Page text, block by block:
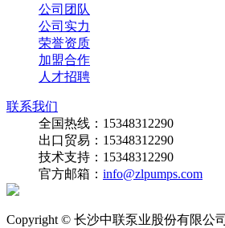
公司团队
公司实力
荣誉资质
加盟合作
人才招聘
联系我们
全国热线：15348312290
出口贸易：15348312290
技术支持：15348312290
官方邮箱： info@zlpumps.com
Copyright © 长沙中联泵业股份有限公